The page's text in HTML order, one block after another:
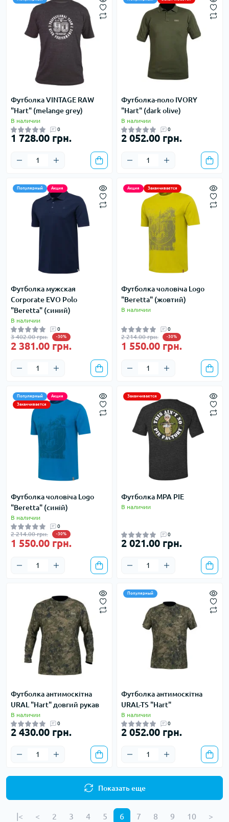
Футболка VINTAGE RAW
"Hart" (melange grey)
В наличии
0
1 728.00 грн.
Футболка-поло IVORY
"Hart" (dark olive)
В наличии
0
2 052.00 грн.
Популярный Акция
Футболка мужская
Corporate EVO Polo
"Beretta" (синий)
В наличии
0
3 402.00 грн. -30%
2 381.00 грн.
Акция Заканчивается
Футболка чоловіча Logo
"Beretta" (жовтий)
В наличии
0
2 214.00 грн. -30%
1 550.00 грн.
Популярный
Акция
Заканчивается
Футболка чоловіча Logo
"Beretta" (синій)
В наличии
0
2 214.00 грн. -30%
1 550.00 грн.
Заканчивается
Футболка MPA PIE
В наличии
0
2 021.00 грн.
Футболка антимоскітна
URAL "Hart" довгий рукав
В наличии
0
2 430.00 грн.
Популярный
Футболка антимоскітна
URAL-TS "Hart"
В наличии
0
2 052.00 грн.
Показать еще
|< < 2 3 4 5 6 7 8 9 10
>